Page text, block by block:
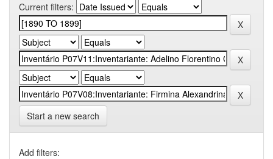
Current filters:
Start a new search
Add filters: